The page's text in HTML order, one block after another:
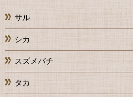
サル
シカ
スズメバチ
タカ